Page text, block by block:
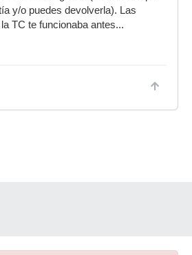
y/o puedes devolverla). Las
TC te funcionaba antes...